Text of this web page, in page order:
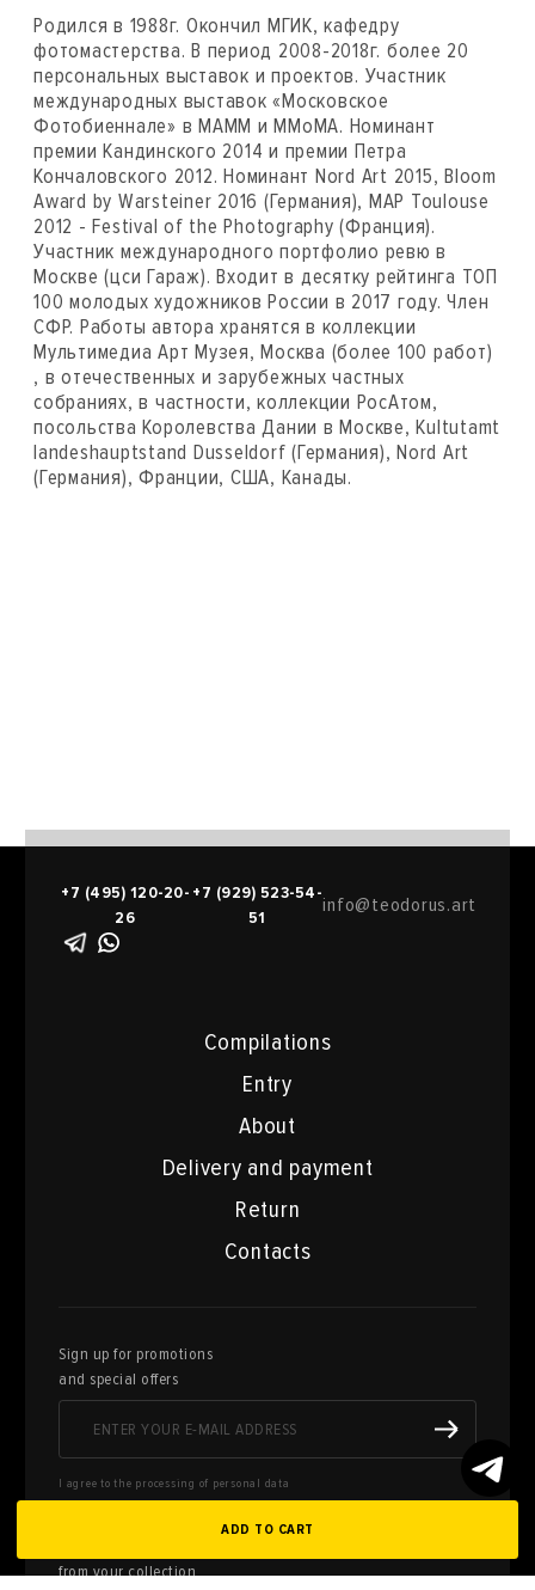
ADD TO CART
Родился в 1988г. Окончил МГИК, кафедру
фотомастерства. В период 2008-2018г. более 20
персональных выставок и проектов. Участник
международных выставок «Московское
Фотобиеннале» в МАММ и ММоМА. Номинант
премии Кандинского 2014 и премии Петра
Кончаловского 2012. Номинант Nord Art 2015, Bloom
Award by Warsteiner 2016 (Германия), MAP Toulouse
2012 - Festival of the Photography (Франция).
Участник международного портфолио ревю в
Москве (цси Гараж). Входит в десятку рейтинга ТОП
100 молодых художников России в 2017 году. Член
СФР. Работы автора хранятся в коллекции
Мультимедиа Арт Музея, Москва (более 100 работ)
, в отечественных и зарубежных частных
собраниях, в частности, коллекции РосАтом,
посольства Королевства Дании в Москве, Kultutamt
landeshauptstand Dusseldorf (Германия), Nord Art
(Германия), Франции, США, Канады.
Compilations
Entry
About
Delivery and payment
Return
Contacts
+7 (495) 120-20-
26
+7 (929) 523-54-
51
info@teodorus.art
Sign up for promotions
and special offers
I agree to the processing of personal data
from your collection